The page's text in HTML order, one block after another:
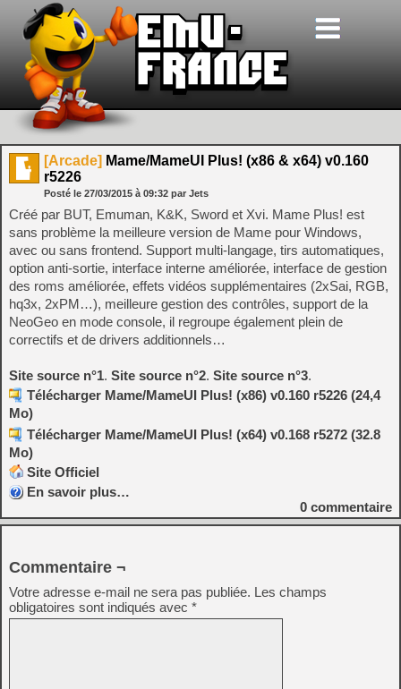
[Arcade] Mame/MameUI Plus! (x86 & x64) v0.160
r5226
Posté le 27/03/2015 à 09:32 par Jets
Créé par BUT, Emuman, K&K, Sword et Xvi. Mame Plus! est
sans problème la meilleure version de Mame pour Windows,
avec ou sans frontend. Support multi-langage, tirs automatiques,
option anti-sortie, interface interne améliorée, interface de gestion
des roms améliorée, effets vidéos supplémentaires (2xSai, RGB,
hq3x, 2xPM…), meilleure gestion des contrôles, support de la
NeoGeo en mode console, il regroupe également plein de
correctifs et de drivers additionnels…
Site source n°1. Site source n°2. Site source n°3.
Télécharger Mame/MameUI Plus! (x86) v0.160 r5226 (24,4
Mo)
Télécharger Mame/MameUI Plus! (x64) v0.168 r5272 (32.8
Mo)
Site Officiel
En savoir plus…
0 commentaire
Commentaire ¬
Votre adresse e-mail ne sera pas publiée. Les champs
obligatoires sont indiqués avec *